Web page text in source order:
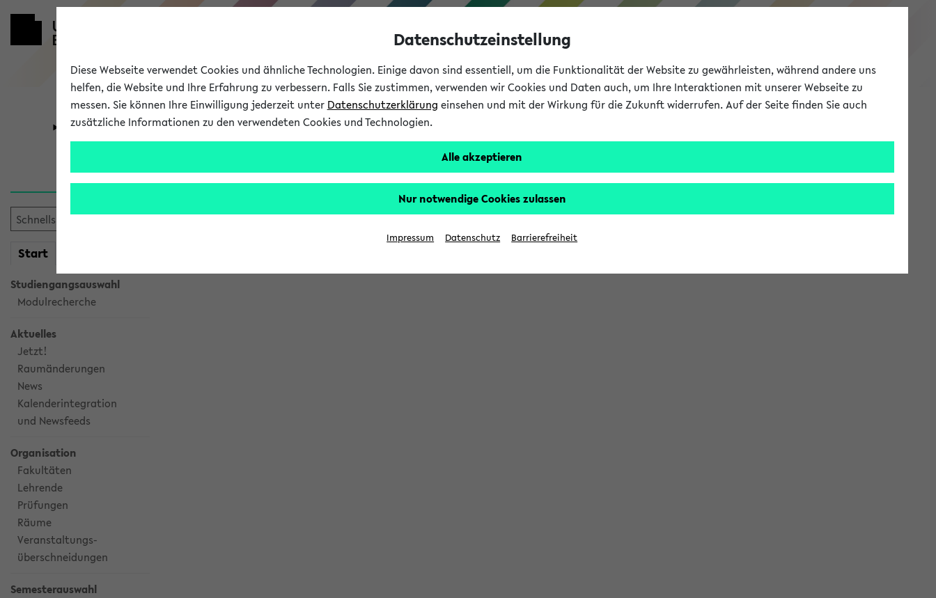
eKVV
Universität Forschung Studium
Start
Studiengangsauswahl
Modulrecherche
Aktuelles
Jetzt!
Raumänderungen
News
Kalenderintegration
und Newsfeeds
Organisation
Fakultäten
Lehrende
Prüfungen
Räume
Veranstaltungs-
überschneidungen
Semesterauswahl
Verlauf
Datenschutzeinstellung
Diese Webseite verwendet Cookies und ähnliche Technologien. Einige davon sind essentiell, um die Funktionalität der Website zu gewährleisten, während andere uns
helfen, die Website und Ihre Erfahrung zu verbessern. Falls Sie zustimmen, verwenden wir Cookies und Daten auch, um Ihre Interaktionen mit unserer Webseite zu
messen. Sie können Ihre Einwilligung jederzeit unter Datenschutzerklärung einsehen und mit der Wirkung für die Zukunft widerrufen. Auf der Seite finden Sie auch
zusätzliche Informationen zu den verwendeten Cookies und Technologien.
Alle akzeptieren
Nur notwendige Cookies zulassen
Impressum Datenschutz Barrierefreiheit